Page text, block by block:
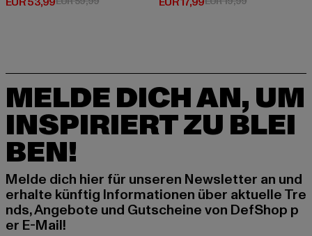
MELDE DICH AN, UM
INSPIRIERT ZU BLEI
BEN!
Melde dich hier für unseren Newsletter an und
erhalte künftig Informationen über aktuelle Tre
nds, Angebote und Gutscheine von DefShop p
er E-Mail!